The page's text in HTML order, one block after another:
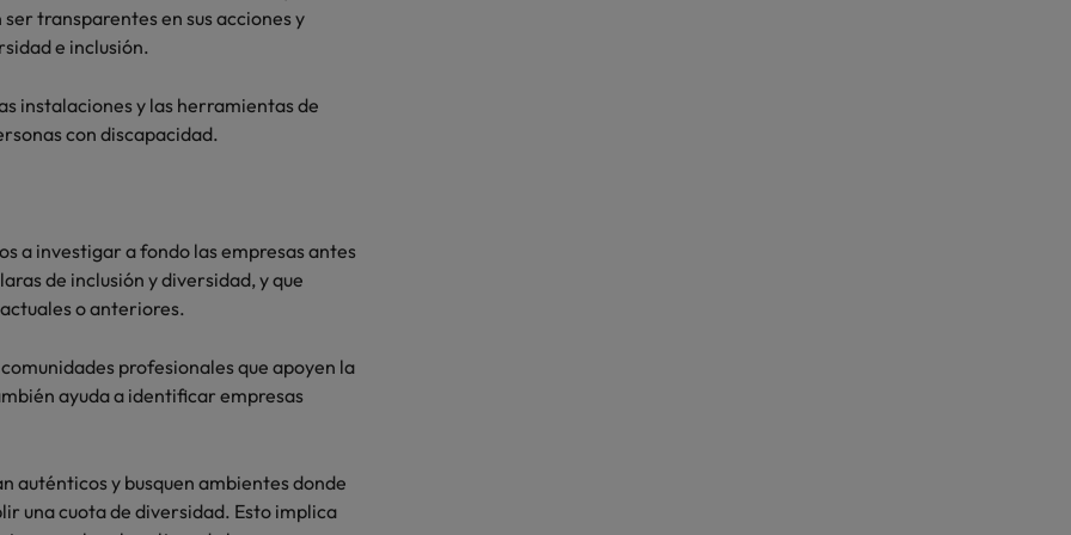
transparentes en sus acciones y
e inclusión.
instalaciones y las herramientas de
con discapacidad.
a investigar a fondo las empresas antes
de inclusión y diversidad, y que
o anteriores.
profesionales que apoyen la
ayuda a identificar empresas
auténticos y busquen ambientes donde
una cuota de diversidad. Esto implica